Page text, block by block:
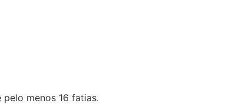
menos 16 fatias.